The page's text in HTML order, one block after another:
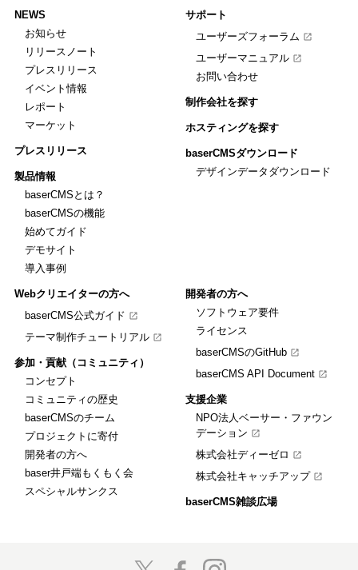
NEWS
お知らせ
リリースノート
プレスリリース
イベント情報
レポート
マーケット
プレスリリース
製品情報
baserCMSとは？
baserCMSの機能
始めてガイド
デモサイト
導入事例
サポート
ユーザーズフォーラム
ユーザーマニュアル
お問い合わせ
制作会社を探す
ホスティングを探す
baserCMSダウンロード
デザインデータダウンロード
Webクリエイターの方へ
baserCMS公式ガイド
テーマ制作チュートリアル
参加・貢献（コミュニティ）
コンセプト
コミュニティの歴史
baserCMSのチーム
プロジェクトに寄付
開発者の方へ
baser井戸端もくもく会
スペシャルサンクス
開発者の方へ
ソフトウェア要件
ライセンス
baserCMSのGitHub
baserCMS API Document
支援企業
NPO法人ベーサー・ファウン
デーション
株式会社ディーゼロ
株式会社キャッチアップ
baserCMS雑談広場